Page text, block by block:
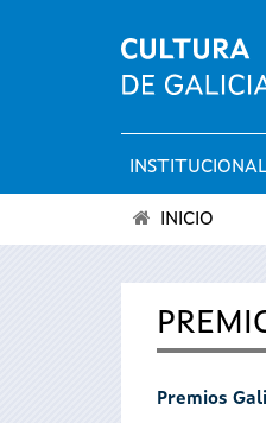
Menú
principal
está
INICIO
Premios